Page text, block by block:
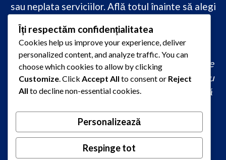
sau neplata serviciilor. Află totul înainte să alegi
academicădoar pe PareriLucrareLicenta.ro.
comandă lucrare de licență originală, redactare
lucrare licență urgent, ajutor profesional pentru
licență, servicii redactare disertație ieftin, firmă
academică la comandă, redactare licență fără
plagiat rapid, preț redactare lucrare de licență,
oferte redactare lucrări 2026, redactori
Îți respectăm confidențialitatea
Cookies help us improve your experience, deliver
personalized content, and analyze traffic. You can
choose which cookies to allow by clicking
Customize . Click Accept All to consent or Reject
All to decline non-essential cookies.
Personalizează
Respinge tot